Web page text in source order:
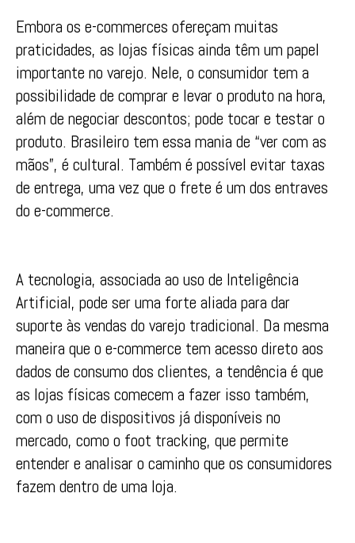
Embora os e-commerces ofereçam muitas
praticidades, as lojas físicas ainda têm um papel
importante no varejo. Nele, o consumidor tem a
possibilidade de comprar e levar o produto na hora,
além de negociar descontos; pode tocar e testar o
produto. Brasileiro tem essa mania de “ver com as
mãos”, é cultural. Também é possível evitar taxas
de entrega, uma vez que o frete é um dos entraves
do e-commerce.
A tecnologia, associada ao uso de Inteligência
Artificial, pode ser uma forte aliada para dar
suporte às vendas do varejo tradicional. Da mesma
maneira que o e-commerce tem acesso direto aos
dados de consumo dos clientes, a tendência é que
as lojas físicas comecem a fazer isso também,
com o uso de dispositivos já disponíveis no
mercado, como o foot tracking, que permite
entender e analisar o caminho que os consumidores
fazem dentro de uma loja.